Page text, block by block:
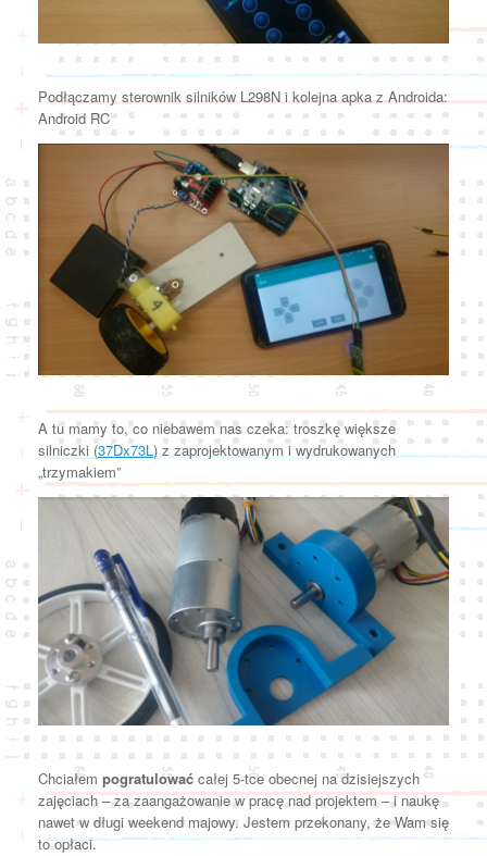
Podłączamy sterownik silników L298N i kolejna apka z Androida:
Android RC
A tu mamy to, co niebawem nas czeka: troszkę większe
silniczki (37Dx73L ) z zaprojektowanym i wydrukowanych
„trzymakiem”
Chciałem pogratulować całej 5-tce obecnej na dzisiejszych
zajęciach – za zaangażowanie w pracę nad projektem – i naukę
nawet w długi weekend majowy. Jestem przekonany, że Wam się
to opłaci.